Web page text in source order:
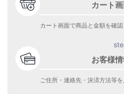
カート
カート画面で商品と金額を確認
お客様
ご住所・連絡先・決済方法等を